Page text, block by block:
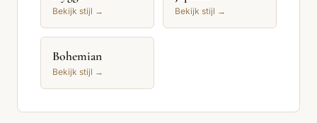
Bekijk stijl → Bekijk stijl →
Bohemian
Bekijk stijl →